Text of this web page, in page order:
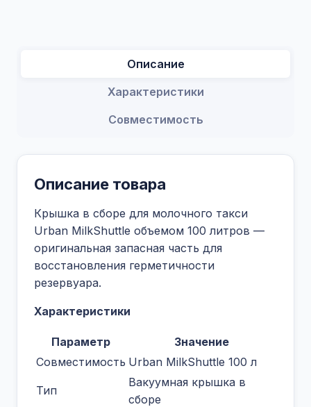
Описание
Характеристики
Совместимость
Описание товара
Крышка в сборе для молочного такси
Urban MilkShuttle объемом 100 литров —
оригинальная запасная часть для
восстановления герметичности
резервуара.
Характеристики
Параметр
Значение
Совместимость Urban MilkShuttle 100 л
Тип
Вакуумная крышка в
сборе